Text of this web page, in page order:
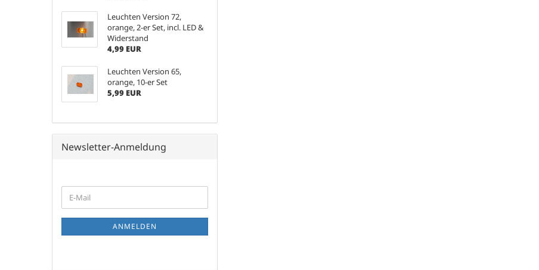
Leuchten Version 72,
orange, 2-er Set, incl. LED &
Widerstand
4,99 EUR
Leuchten Version 65,
orange, 10-er Set
5,99 EUR
Newsletter-Anmeldung
ZUR
NEWSLETTER-
E-
Mail
ANMELDEN